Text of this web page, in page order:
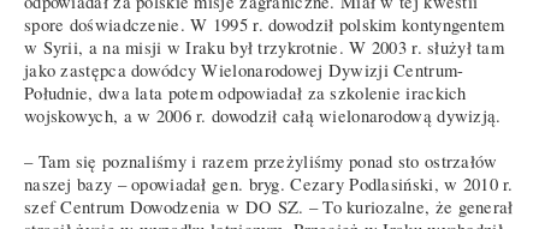
spore doświadczenie. W 1995 r. dowodził polskim kontyngentem
w Syrii, a na misji w Iraku był trzykrotnie. W 2003 r. służył tam
jako zastępca dowódcy Wielonarodowej Dywizji Centrum-
Południe, dwa lata potem odpowiadał za szkolenie irackich
wojskowych, a w 2006 r. dowodził całą wielonarodową dywizją.
– Tam się poznaliśmy i razem przeżyliśmy ponad sto ostrzałów
naszej bazy – opowiadał gen. bryg. Cezary Podlasiński, w 2010 r.
szef Centrum Dowodzenia w DO SZ. – To kuriozalne, że generał